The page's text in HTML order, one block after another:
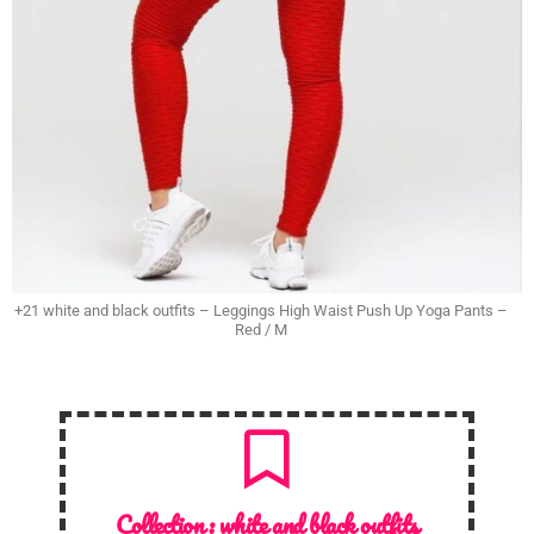
+21 white and black outfits – Leggings High Waist Push Up Yoga Pants –
Red / M
Collection :white and black outfits